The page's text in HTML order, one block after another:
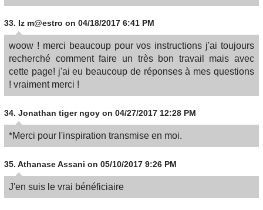
33. Iz m@estro on 04/18/2017 6:41 PM
woow ! merci beaucoup pour vos instructions j'ai toujours
recherché comment faire un très bon travail mais avec
cette page! j'ai eu beaucoup de réponses à mes questions
! vraiment merci !
34. Jonathan tiger ngoy on 04/27/2017 12:28 PM
*Merci pour l'inspiration transmise en moi.
35. Athanase Assani on 05/10/2017 9:26 PM
J'en suis le vrai bénéficiaire